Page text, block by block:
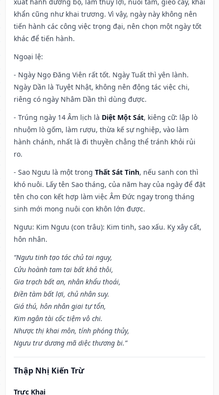
khẩn cũng như khai trương. Vì vậy, ngày này không nên
tiến hành các công việc trọng đại, nên chọn một ngày tốt
khác để tiến hành.
Ngoại lệ:
- Ngày Ngọ Đăng Viên rất tốt. Ngày Tuất thì yên lành.
Ngày Dần là Tuyệt Nhật, không nên động tác việc chi,
riêng có ngày Nhâm Dần thì dùng được.
- Trúng ngày 14 Âm lịch là Diệt Một Sát, kiêng cữ: lập lò
nhuộm lò gốm, làm rượu, thừa kế sự nghiệp, vào làm
hành chánh, nhất là đi thuyền chẳng thể tránh khỏi rủi
ro.
- Sao Ngưu là một trong Thất Sát Tinh, nếu sanh con thì
khó nuôi. Lấy tên Sao tháng, của năm hay của ngày để đặt
tên cho con kết hợp làm việc Âm Đức ngay trong tháng
sinh mới mong nuôi con khôn lớn được.
Ngưu: Kim Ngưu (con trâu): Kim tinh, sao xấu. Kỵ xây cất,
hôn nhân.
“Ngưu tinh tạo tác chủ tai nguy,
Cửu hoành tam tai bất khả thôi,
Gia trạch bất an, nhân khẩu thoái,
Điền tàm bất lợi, chủ nhân suy.
Giá thú, hôn nhân giai tự tổn,
Kim ngân tài cốc tiệm vô chi.
Nhược thị khai môn, tính phóng thủy,
Ngưu trư dương mã diệc thương bi.”
Thập Nhị Kiến Trừ
Trực Khai